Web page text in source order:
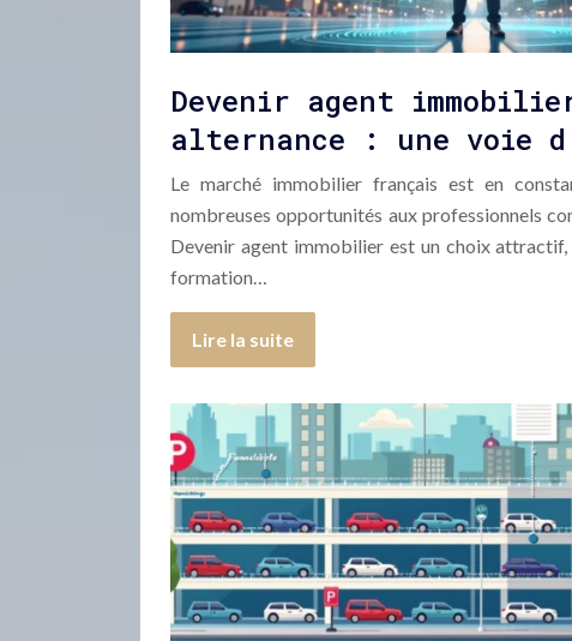
Devenir agent
alternance : une voie
Le marché immobilier français est en
nombreuses opportunités aux professionnels
Devenir agent immobilier est un choix attractif,
formation…
Lire la suite